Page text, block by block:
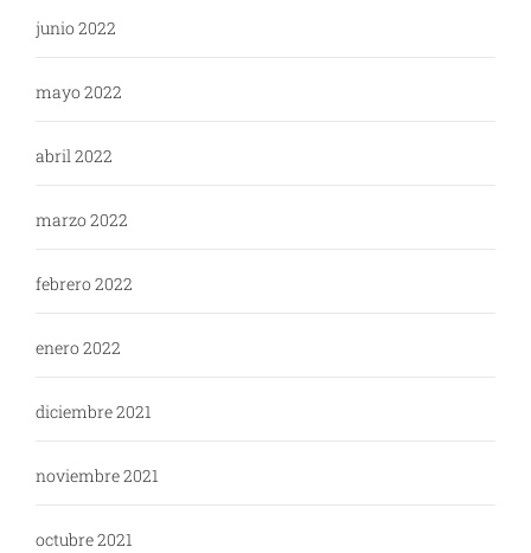
junio 2022
mayo 2022
abril 2022
marzo 2022
febrero 2022
enero 2022
diciembre 2021
noviembre 2021
octubre 2021